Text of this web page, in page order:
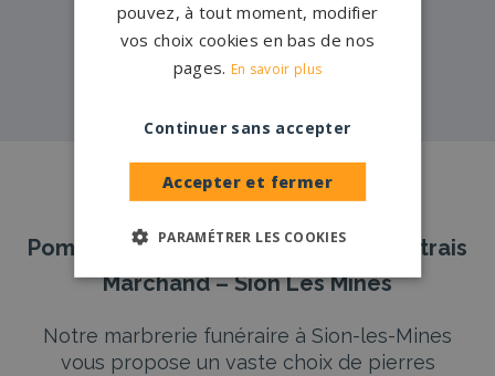
Pompes funèbres -VALLET→
Pompes Funèbres et Marbrerie Beautrais
Marchand – Sion Les Mines
Notre marbrerie funéraire à Sion-les-Mines
vous propose un vaste choix de pierres
pouvez, à tout moment, modifier
vos choix cookies en bas de nos
pages. En savoir plus
Accepter et fermer
Continuer sans accepter
PARAMÉTRER LES COOKIES